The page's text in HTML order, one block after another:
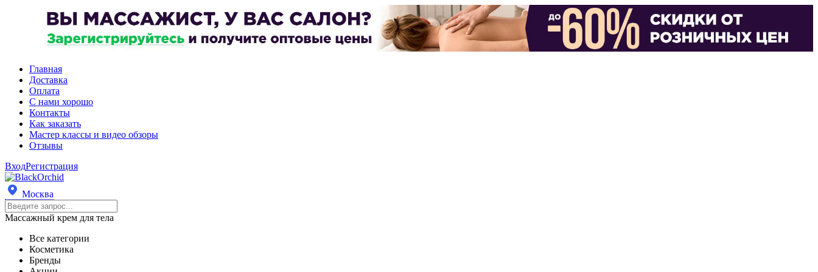
Главная
Доставка
Оплата
С нами хорошо
Контакты
Как заказать
Мастер классы и видео обзоры
Отзывы
ВходРегистрация
Москва
Массажный крем для тела
Все категории
Косметика
Бренды